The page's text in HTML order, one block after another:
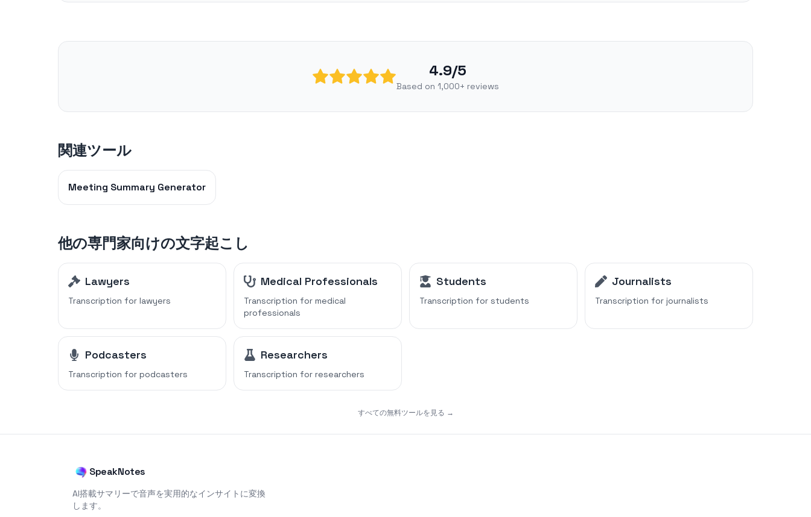
4.9/5
Based on 1,000+ reviews
関連ツール
Meeting Summary Generator
他の専門家向けの文字起こし
Lawyers
Transcription for lawyers
Medical Professionals
Transcription for medical
professionals
Students
Transcription for students
Journalists
Transcription for journalists
Podcasters
Transcription for podcasters
Researchers
Transcription for researchers
すべての無料ツールを見る →
SpeakNotes
AI搭載サマリーで音声を実用的なインサイトに変換
します。